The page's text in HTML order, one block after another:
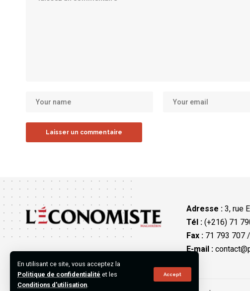
En utilisant ce site, vous acceptez la
Politique de confidentialité et les
Conditions d'utilisation.
Accept
Adresse : 3, rue
Tél :(+216) 71
Fax :71 793 707
E-mail :